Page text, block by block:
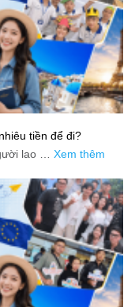
tiền để đi?
lao … Xem thêm